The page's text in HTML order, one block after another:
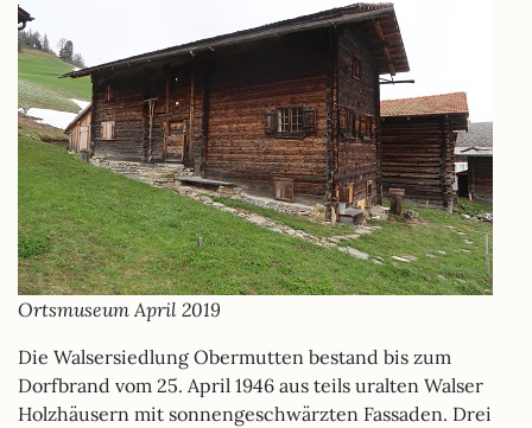
Ortsmuseum April 2019
Die Walsersiedlung Obermutten bestand bis zum
Dorfbrand vom 25. April 1946 aus teils uralten Walser
Holzhäusern mit sonnengeschwärzten Fassaden. Drei